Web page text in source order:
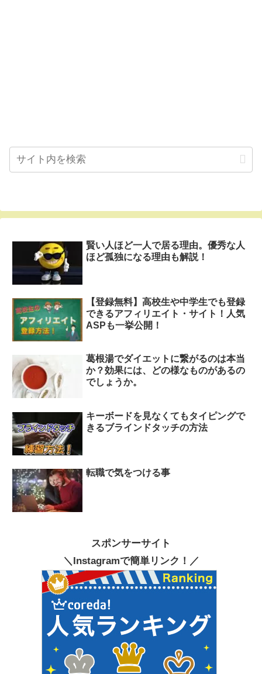
賢い人ほど一人で居る理由。優秀な人
ほど孤独になる理由も解説！
【登録無料】高校生や中学生でも登録
できるアフィリエイト・サイト！人気
ASPも一挙公開！
葛根湯でダイエットに繋がるのは本当
か？効果には、どの様なものがあるの
でしょうか。
キーボードを見なくてもタイピングで
きるブラインドタッチの方法
転職で気をつける事
スポンサーサイト
＼Instagramで簡単リンク！／